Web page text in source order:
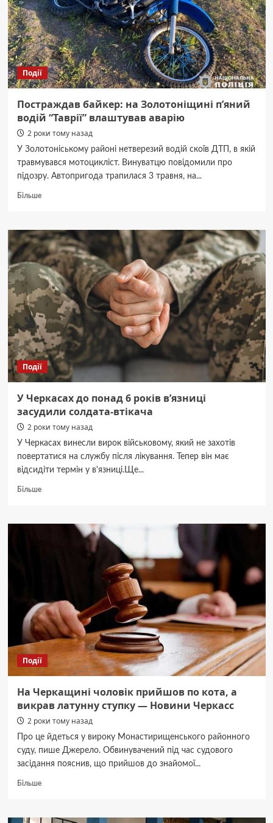
стелу
(фотофакт)
Події
Постраждав байкер: на Золотоніщині п’яний
водій “Таврії” влаштував аварію
2 роки тому назад
У Золотоніському районі нетверезий водій скоїв ДТП, в якій
травмувався мотоцикліст. Винуватцю повідомили про
підозру. Автопригода трапилася 3 травня, на...
БільшеДокладніше
байкер:
на
Золотоніщині
п’яний
водій
“Таврії”
влаштував
аварію
Події
У Черкасах до понад 6 років в’язниці
засудили солдата-втікача
2 роки тому назад
У Черкасах винесли вирок військовому, який не захотів
повертатися на службу після лікування. Тепер він має
відсидіти термін у в'язниці.Ще...
БільшеДокладніше
Черкасах
солдата-
втікача
Події
На Черкащині чоловік прийшов по кота, а
викрав латунну ступку — Новини Черкасс
2 роки тому назад
Про це йдеться у вироку Монастирищенського районного
суду, пише Джерело. Обвинувачений під час судового
засідання пояснив, що прийшов до знайомої...
БільшеДокладніше
Черкащині